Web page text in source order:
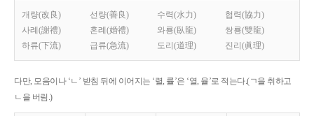
개량(改良) 선량(善良) 수력(水力)
협력(協力)
사례(謝禮)
혼례(婚禮) 와룡(臥龍)
쌍룡(雙龍)
하류(下流)
급류(急流) 도리(道理) 진리(眞理)
다만, 모음이나 ‘ㄴ’ 받침 뒤에 이어지는 ‘렬, 률’은 ‘열, 율’로 적는다.(ㄱ을 취하고
ㄴ을 버림.)